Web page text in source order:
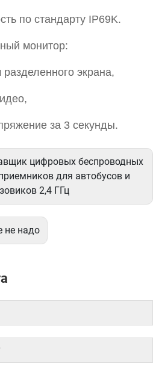
по стандарту IP69K.
монитор:
экрана,
за 3 секунды.
цифровых беспроводных
для автобусов и
2,4 ГГц
не надо